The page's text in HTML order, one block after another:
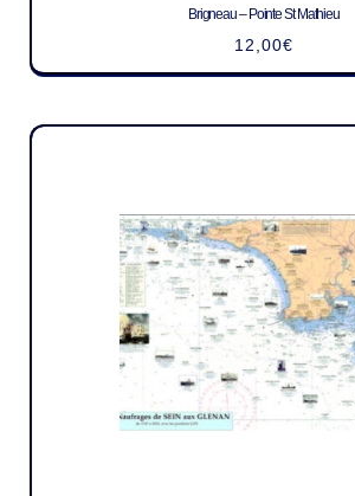
Brigneau – Pointe St Mathieu
12,00€